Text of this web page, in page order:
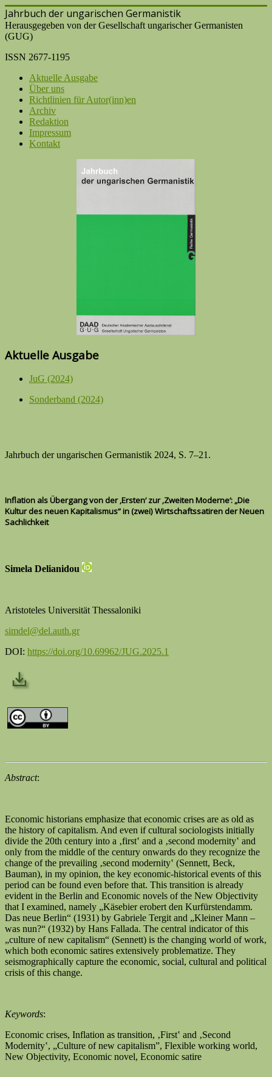
Jahrbuch der ungarischen Germanistik
Herausgegeben von der Gesellschaft ungarischer Germanisten
(GUG)
ISSN 2677-1195
Aktuelle Ausgabe
Über uns
Richtlinien für Autor(inn)en
Archiv
Redaktion
Impressum
Kontakt
Aktuelle Ausgabe
JuG (2024)
Sonderband (2024)
Jahrbuch der ungarischen Germanistik 2024, S. 7–21.
Inflation als Übergang von der ‚Ersten‘ zur ‚Zweiten Moderne‘: „Die
Kultur des neuen Kapitalismus“ in (zwei) Wirtschaftssatiren der Neuen
Sachlichkeit
Simela Delianidou
Aristoteles Universität Thessaloniki
simdel@del.auth.gr
DOI: https://doi.org/10.69962/JUG.2025.1
Abstract:
Economic historians emphasize that economic crises are as old as
the history of capitalism. And even if cultural sociologists initially
divide the 20th century into a ‚first‛ and a ‚second modernity‛ and
only from the middle of the century onwards do they recognize the
change of the prevailing ‚second modernity‛ (Sennett, Beck,
Bauman), in my opinion, the key economic-historical events of this
period can be found even before that. This transition is already
evident in the Berlin and Economic novels of the New Objectivity
that I examined, namely „Käsebier erobert den Kurfürstendamm.
Das neue Berlin“ (1931) by Gabriele Tergit and „Kleiner Mann –
was nun?“ (1932) by Hans Fallada. The central indicator of this
„culture of new capitalism“ (Sennett) is the changing world of work,
which both economic satires extensively problematize. They
seismographically capture the economic, social, cultural and political
crisis of this change.
Keywords:
Economic crises, Inflation as transition, ‚First‛ and ‚Second
Modernity‛, „Culture of new capitalism”, Flexible working world,
New Objectivity, Economic novel, Economic satire